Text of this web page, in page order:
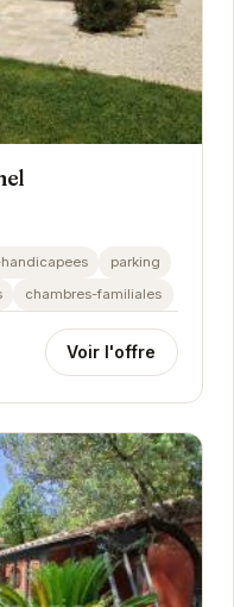
parking
chambres-familiales
Voir l'offre